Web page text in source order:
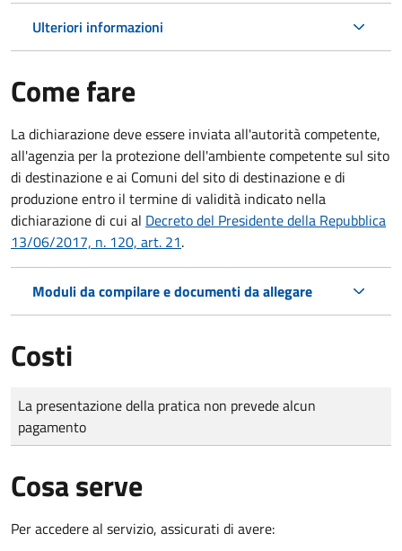
Ulteriori informazioni
Come fare
La dichiarazione deve essere inviata all'autorità competente,
all'agenzia per la protezione dell'ambiente competente sul sito
di destinazione e ai Comuni del sito di destinazione e di
produzione entro il termine di validità indicato nella
dichiarazione di cui al Decreto del Presidente della Repubblica
13/06/2017, n. 120, art. 21.
Moduli da compilare e documenti da allegare
Costi
Tipo di pagamento
Importo
La presentazione della pratica non prevede alcun
pagamento
Cosa serve
Per accedere al servizio, assicurati di avere: